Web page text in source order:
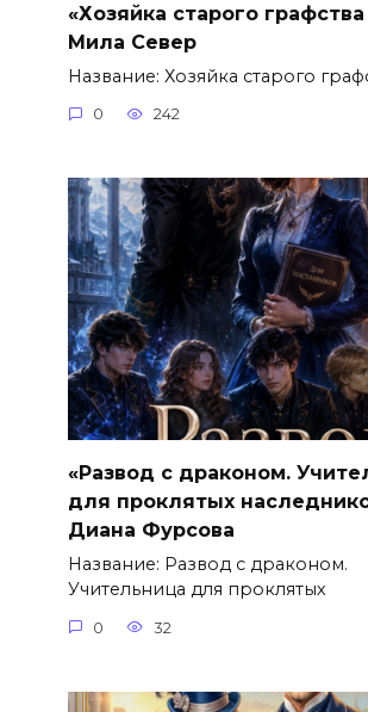
«Хозяйка старого
Мила Север
Название: Хозяйка старого
0 242
«Развод с драконом.
для проклятых
Диана Фурсова
Название: Развод с драконом.
Учительница для проклятых
0 32